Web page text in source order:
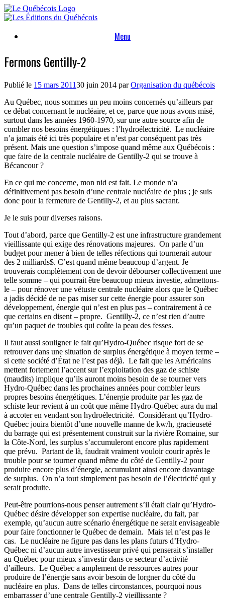
Skip
to
Menu
Fermons Gentilly-2
Publié le 15 mars 201130 juin 2014 parOrganisation du québécois
Au Québec, nous sommes un peu moins concernés qu’ailleurs par
ce débat concernant le nucléaire, et ce, parce que nous avons misé,
surtout dans les années 1960-1970, sur une autre source afin de
combler nos besoins énergétiques : l’hydroélectricité. Le nucléaire
n’a jamais été ici très populaire et n’est par conséquent pas très
présent. Mais une question s’impose quand même aux Québécois :
que faire de la centrale nucléaire de Gentilly-2 qui se trouve à
Bécancour ?
En ce qui me concerne, mon nid est fait. Le monde n’a
définitivement pas besoin d’une centrale nucléaire de plus ; je suis
donc pour la fermeture de Gentilly-2, et au plus sacrant.
Je le suis pour diverses raisons.
Tout d’abord, parce que Gentilly-2 est une infrastructure grandement
vieillissante qui exige des rénovations majeures. On parle d’un
budget pour mener à bien de telles réfections qui tournerait autour
des 2 milliards$. C’est quand même beaucoup d’argent. Je
trouverais complètement con de devoir débourser collectivement une
telle somme – qui pourrait être beaucoup mieux investie, admettons-
le – pour rénover une vétuste centrale nucléaire alors que le Québec
a jadis décidé de ne pas miser sur cette énergie pour assurer son
développement, énergie qui n’est en plus pas – contrairement à ce
que certains en disent – propre. Gentilly-2, ce n’est rien d’autre
qu’un paquet de troubles qui coûte la peau des fesses.
Il faut aussi souligner le fait qu’Hydro-Québec risque fort de se
retrouver dans une situation de surplus énergétique à moyen terme –
si cette société d’État ne l’est pas déjà. Le fait que les Américains
mettent fortement l’accent sur l’exploitation des gaz de schiste
(maudits) implique qu’ils auront moins besoin de se tourner vers
Hydro-Québec dans les prochaines années pour combler leurs
propres besoins énergétiques. L’énergie produite par les gaz de
schiste leur revient à un coût que même Hydro-Québec aura du mal
à accoter en vendant son hydroélectricité. Considérant qu’Hydro-
Québec jouira bientôt d’une nouvelle manne de kw/h, gracieuseté
du barrage qui est présentement construit sur la rivière Romaine, sur
la Côte-Nord, les surplus s’accumuleront encore plus rapidement
que prévu. Partant de là, faudrait vraiment vouloir courir après le
trouble pour se tourner quand même du côté de Gentilly-2 pour
produire encore plus d’énergie, accumulant ainsi encore davantage
de surplus. On n’a tout simplement pas besoin de l’électricité qui y
serait produite.
Peut-être pourrions-nous penser autrement s’il était clair qu’Hydro-
Québec désire développer son expertise nucléaire, du fait, par
exemple, qu’aucun autre scénario énergétique ne serait envisageable
pour faire fonctionner le Québec de demain. Mais tel n’est pas le
cas. Le nucléaire ne figure pas dans les plans futurs d’Hydro-
Québec ni d’aucun autre investisseur privé qui penserait s’installer
au Québec pour mieux s’investir dans ce secteur d’activité
d’ailleurs. Le Québec a amplement de ressources autres pour
produire de l’énergie sans avoir besoin de lorgner du côté du
nucléaire en plus. Dans de telles circonstances, pourquoi nous
embarrasser d’une centrale Gentilly-2 vieillissante ?